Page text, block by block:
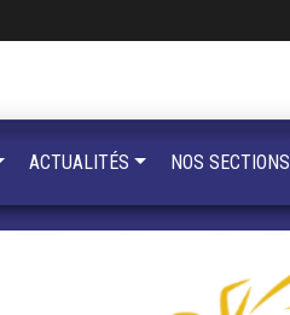
ACTUALITÉS NOS SECTIONS